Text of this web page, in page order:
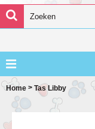
Home > Tas Libby